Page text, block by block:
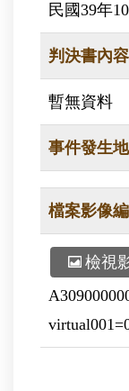
民國39年
判決書內容
暫無資料
事件發生地
檔案影像
檢視